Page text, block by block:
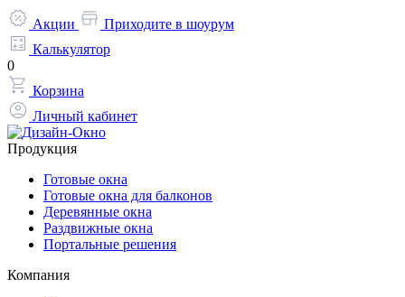
Акции
Приходите в шоурум
Калькулятор
0
Корзина
Личный кабинет
Продукция
Готовые окна
Готовые окна для балконов
Деревянные окна
Раздвижные окна
Портальные решения
Компания